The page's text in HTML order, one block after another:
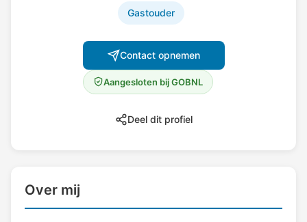
Gastouder
Contact opnemen
Aangesloten bij GOBNL
Deel dit profiel
Over mij